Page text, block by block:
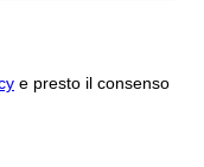
e presto il consenso